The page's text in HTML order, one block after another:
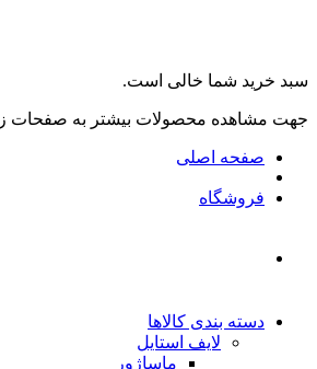
سبد خرید شما خالی است.
جهت مشاهده محصولات بیشتر به صفحات
صفحه اصلی
فروشگاه
دسته بندی کالاها
لایف استایل
ماساژور